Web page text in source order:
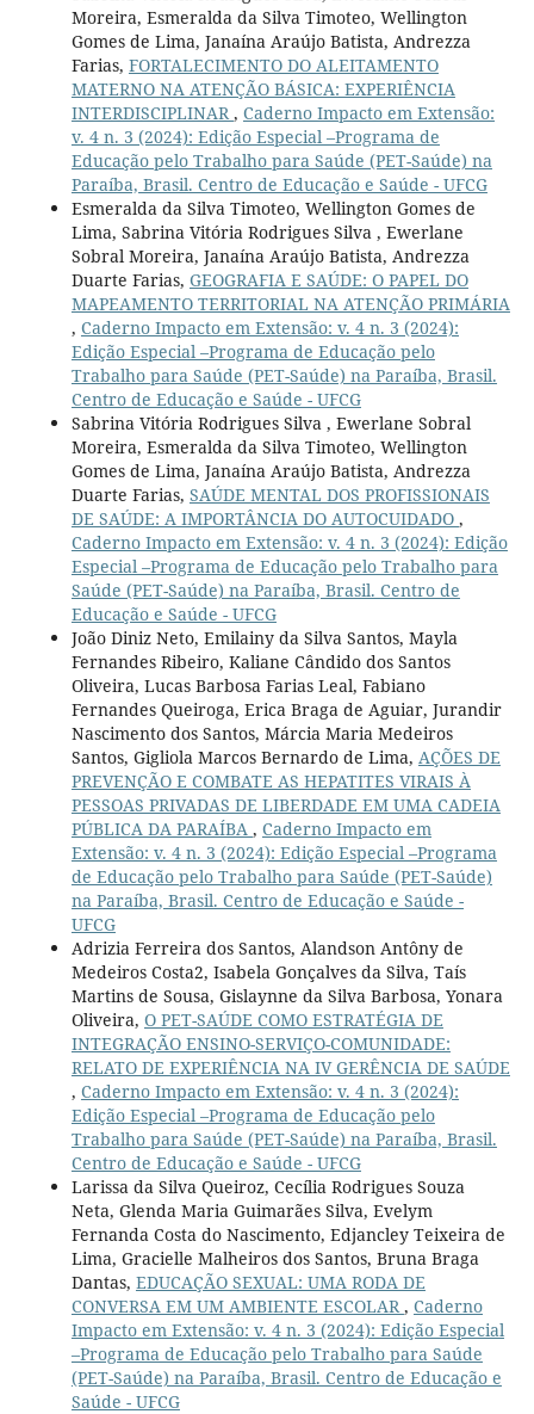
Moreira, Esmeralda da Silva Timoteo, Wellington
Gomes de Lima, Janaína Araújo Batista, Andrezza
Farias, FORTALECIMENTO DO ALEITAMENTO
MATERNO NA ATENÇÃO BÁSICA: EXPERIÊNCIA
INTERDISCIPLINAR , Caderno Impacto em Extensão:
v. 4 n. 3 (2024): Edição Especial –Programa de
Educação pelo Trabalho para Saúde (PET-Saúde) na
Paraíba, Brasil. Centro de Educação e Saúde - UFCG
Esmeralda da Silva Timoteo, Wellington Gomes de
Lima, Sabrina Vitória Rodrigues Silva , Ewerlane
Sobral Moreira, Janaína Araújo Batista, Andrezza
Duarte Farias, GEOGRAFIA E SAÚDE: O PAPEL DO
MAPEAMENTO TERRITORIAL NA ATENÇÃO PRIMÁRIA
, Caderno Impacto em Extensão: v. 4 n. 3 (2024):
Edição Especial –Programa de Educação pelo
Trabalho para Saúde (PET-Saúde) na Paraíba, Brasil.
Centro de Educação e Saúde - UFCG
Sabrina Vitória Rodrigues Silva , Ewerlane Sobral
Moreira, Esmeralda da Silva Timoteo, Wellington
Gomes de Lima, Janaína Araújo Batista, Andrezza
Duarte Farias, SAÚDE MENTAL DOS PROFISSIONAIS
DE SAÚDE: A IMPORTÂNCIA DO AUTOCUIDADO ,
Caderno Impacto em Extensão: v. 4 n. 3 (2024): Edição
Especial –Programa de Educação pelo Trabalho para
Saúde (PET-Saúde) na Paraíba, Brasil. Centro de
Educação e Saúde - UFCG
João Diniz Neto, Emilainy da Silva Santos, Mayla
Fernandes Ribeiro, Kaliane Cândido dos Santos
Oliveira, Lucas Barbosa Farias Leal, Fabiano
Fernandes Queiroga, Erica Braga de Aguiar, Jurandir
Nascimento dos Santos, Márcia Maria Medeiros
Santos, Gigliola Marcos Bernardo de Lima, AÇÕES DE
PREVENÇÃO E COMBATE AS HEPATITES VIRAIS À
PESSOAS PRIVADAS DE LIBERDADE EM UMA CADEIA
PÚBLICA DA PARAÍBA , Caderno Impacto em
Extensão: v. 4 n. 3 (2024): Edição Especial –Programa
de Educação pelo Trabalho para Saúde (PET-Saúde)
na Paraíba, Brasil. Centro de Educação e Saúde -
UFCG
Adrizia Ferreira dos Santos, Alandson Antôny de
Medeiros Costa2, Isabela Gonçalves da Silva, Taís
Martins de Sousa, Gislaynne da Silva Barbosa, Yonara
Oliveira, O PET-SAÚDE COMO ESTRATÉGIA DE
INTEGRAÇÃO ENSINO-SERVIÇO-COMUNIDADE:
RELATO DE EXPERIÊNCIA NA IV GERÊNCIA DE SAÚDE
, Caderno Impacto em Extensão: v. 4 n. 3 (2024):
Edição Especial –Programa de Educação pelo
Trabalho para Saúde (PET-Saúde) na Paraíba, Brasil.
Centro de Educação e Saúde - UFCG
Larissa da Silva Queiroz, Cecília Rodrigues Souza
Neta, Glenda Maria Guimarães Silva, Evelym
Fernanda Costa do Nascimento, Edjancley Teixeira de
Lima, Gracielle Malheiros dos Santos, Bruna Braga
Dantas, EDUCAÇÃO SEXUAL: UMA RODA DE
CONVERSA EM UM AMBIENTE ESCOLAR , Caderno
Impacto em Extensão: v. 4 n. 3 (2024): Edição Especial
–Programa de Educação pelo Trabalho para Saúde
(PET-Saúde) na Paraíba, Brasil. Centro de Educação e
Saúde - UFCG